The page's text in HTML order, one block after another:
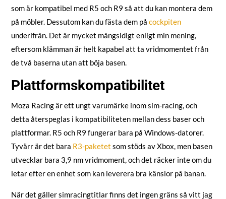
som är kompatibel med R5 och R9 så att du kan montera dem
på möbler. Dessutom kan du fästa dem på cockpiten
underifrån. Det är mycket mångsidigt enligt min mening,
eftersom klämman är helt kapabel att ta vridmomentet från
de två baserna utan att böja basen.
Plattformskompatibilitet
Moza Racing är ett ungt varumärke inom sim-racing, och
detta återspeglas i kompatibiliteten mellan dess baser och
plattformar. R5 och R9 fungerar bara på Windows-datorer.
Tyvärr är det bara R3-paketet som stöds av Xbox, men basen
utvecklar bara 3,9 nm vridmoment, och det räcker inte om du
letar efter en enhet som kan leverera bra känslor på banan.
När det gäller simracingtitlar finns det ingen gräns så vitt jag